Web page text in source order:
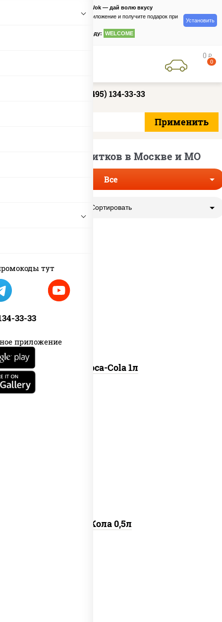
тут
33-33
приложение
PizzaSushiWok — дай волю вкусу
Скачайте приложение и получите подарок при
по промокоду: WELCOME
Установить
0 руб
0
+7 (495) 134-33-33
Доставка напитков в Москве и МО
Все
Сортировать
Coca-Cola 1л
Кола 0,5л